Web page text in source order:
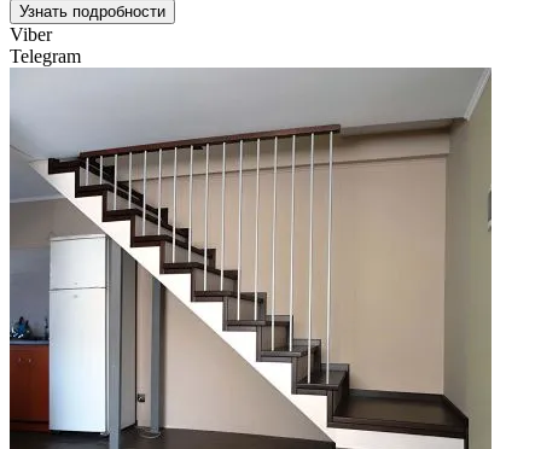
Узнать подробности
Viber
Telegram